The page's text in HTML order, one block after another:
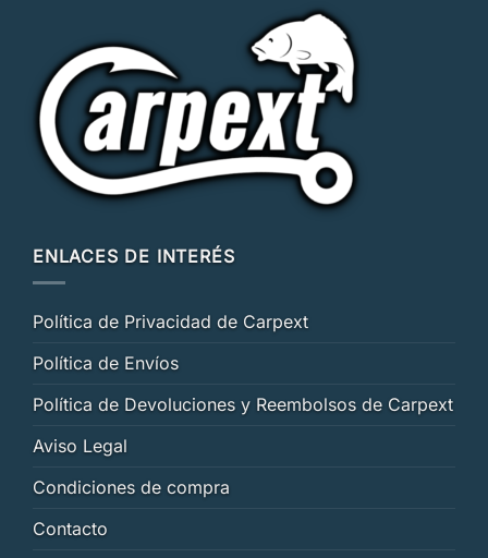
ENLACES DE INTERÉS
Política de Privacidad de Carpext
Política de Envíos
Política de Devoluciones y Reembolsos de Carpext
Aviso Legal
Condiciones de compra
Contacto